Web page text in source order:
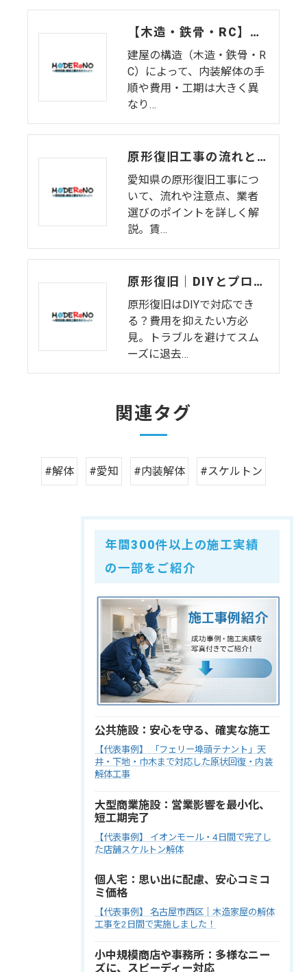
【木造・鉄骨・RC】建屋の構造でここまで違う！内装解体の進め方と注意点
建屋の構造（木造・鉄骨・R
C）によって、内装解体の手
順や費用・工期は大きく異
なり…
原形復旧工事の流れと注意点
愛知県の原形復旧工事につ
いて、流れや注意点、業者
選びのポイントを詳しく解
説。賃…
原形復旧｜DIYとプロの違い
原形復旧はDIYで対応でき
る？費用を抑えたい方必
見。トラブルを避けてスム
ーズに退去…
関連タグ
#解体 #愛知 #内装解体 #スケルトン
年間300件以上の施工実績
の一部をご紹介
公共施設：安心を守る、確実な施工
【代表事例】 「フェリー埠頭テナント」天
井・下地・巾木まで対応した原状回復・内装
解体工事
大型商業施設：営業影響を最小化、
短工期完了
【代表事例】 イオンモール・4日間で完了し
た店舗スケルトン解体
個人宅：思い出に配慮、安心コミコ
ミ価格
【代表事例】 名古屋市西区｜木造家屋の解体
工事を2日間で実施しました！
小中規模商店や事務所：多様なニー
ズに、スピーディー対応